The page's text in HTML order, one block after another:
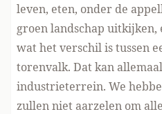
leven, eten, onder de
groen landschap
wat het verschil is tussen
torenvalk. Dat kan
industrieterrein. We
zullen niet aarzelen om